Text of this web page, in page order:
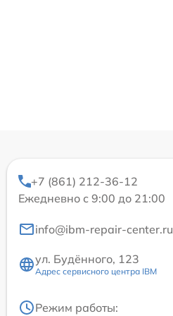
+7 (861) 212-36-12
Ежедневно с 9:00 до 21:00
info@ibm-repair-center.ru
ул. Будённого, 123
Адрес сервисного центра IBM
Режим работы: